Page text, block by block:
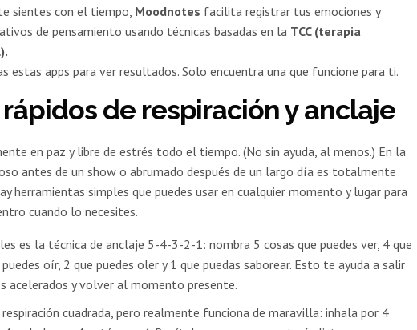
sientes con el tiempo, Moodnotes facilita registrar tus emociones y
de pensamiento usando técnicas basadas en la TCC (terapia
estas apps para ver resultados. Solo encuentra una que funcione para ti.
de respiración y anclaje
en paz y libre de estrés todo el tiempo. (No sin ayuda, al menos.) En la
antes de un show o abrumado después de un largo día es totalmente
herramientas simples que puedes usar en cualquier momento y lugar para
cuando lo necesites.
es la técnica de anclaje 5-4-3-2-1: nombra 5 cosas que puedes ver, 4 que
oír, 2 que puedes oler y 1 que puedas saborear. Esto te ayuda a salir
acelerados y volver al momento presente.
cuadrada, pero realmente funciona de maravilla: inhala por 4